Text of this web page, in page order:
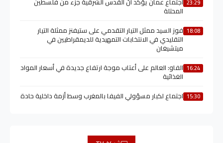
23:29
المحتلة
18:08 فوز السيد ممثل التيار التقدمي على ستيفنز ممثلة التيار
التقليدي في الانتخابات التمهيدية للديمقراطيين في
ميتشيغان
16:24 الفاو: العالم على أعتاب موجة ارتفاع جديدة في أسعار المواد
الغذائية
15:30 اجتماع لكبار مسؤولي الفيفا بالمغرب وسط أزمة داخلية حادة